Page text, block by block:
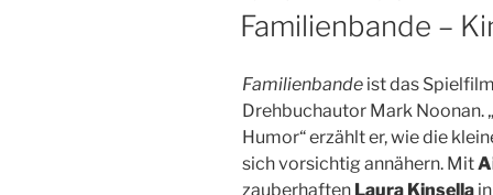
AM
Familienbande –
Familienbande ist das
Drehbuchautor Mark
Humor“ erzählt er, wie die
sich vorsichtig annähern. Mit
zauberhaften Laura Kinsella